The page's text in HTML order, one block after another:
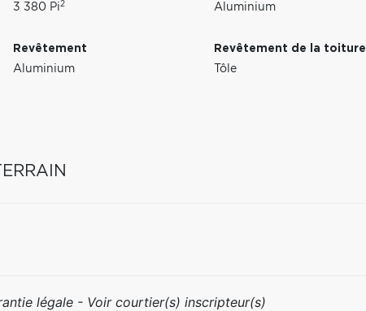
3 380 Pi2
Aluminium
Revêtement
Aluminium
Revêtement de la toiture
Tôle
légale - Voir courtier(s) inscripteur(s)